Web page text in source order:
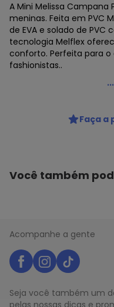
A Mini Melissa Campana
meninas. Feita em PVC
de EVA e solado de
tecnologia Melflex
conforto. Perfeita para o
fashionistas..
Melissa - Mini Melissa
Código do produto:
MODELO : 0852996
MATERIAL DA SOLA : PVC
MATERIAL INTERNO : PVC
proporciona mais
GRUPO DE IDADE : Infant
TIPO DE SALTO : Flat
Histórico de preços
Faça a
Você também
Acompanhe a gente
Seja você também um